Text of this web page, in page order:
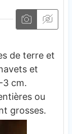
de terre et
et
3 cm.
ou
grosses.